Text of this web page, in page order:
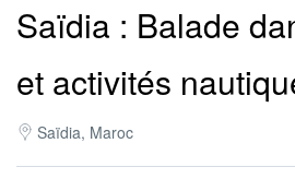
Saïdia : Balade
et activités
Saïdia, Maroc
/
M.I.C.E.